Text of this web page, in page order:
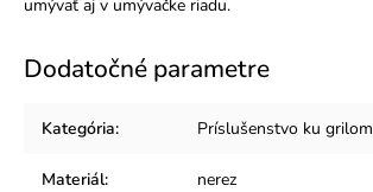
umývať aj v umývačke riadu.
Dodatočné parametre
Kategória: Príslušenstvo ku grilom
Materiál: nerez